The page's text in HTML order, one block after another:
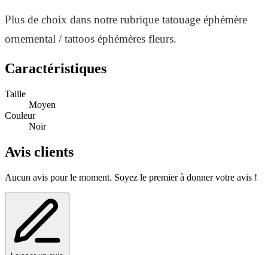
Plus de choix dans notre rubrique tatouage éphémère
ornemental / tattoos éphémères fleurs.
Caractéristiques
Taille
Moyen
Couleur
Noir
Avis clients
Aucun avis pour le moment. Soyez le premier à donner votre avis !